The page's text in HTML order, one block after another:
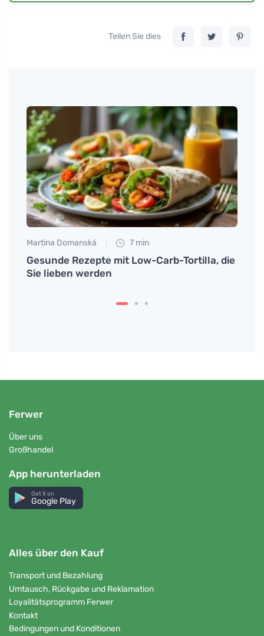
Teilen Sie dies
Martina Domanská 7 min
Gesunde Rezepte mit Low-Carb-Tortilla, die
Sie lieben werden
Ferwer
Über uns
Großhandel
App herunterladen
Get it on
Google Play
Alles über den Kauf
Transport und Bezahlung
Umtausch, Rückgabe und Reklamation
Loyalitätsprogramm Ferwer
Kontakt
Bedingungen und Konditionen